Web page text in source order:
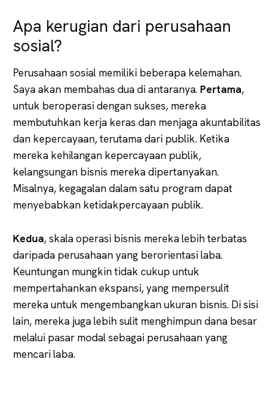
Apa kerugian dari perusahaan
sosial?
Perusahaan sosial memiliki beberapa kelemahan.
Saya akan membahas dua di antaranya. Pertama,
untuk beroperasi dengan sukses, mereka
membutuhkan kerja keras dan menjaga akuntabilitas
dan kepercayaan, terutama dari publik. Ketika
mereka kehilangan kepercayaan publik,
kelangsungan bisnis mereka dipertanyakan.
Misalnya, kegagalan dalam satu program dapat
menyebabkan ketidakpercayaan publik.
Kedua, skala operasi bisnis mereka lebih terbatas
daripada perusahaan yang berorientasi laba.
Keuntungan mungkin tidak cukup untuk
mempertahankan ekspansi, yang mempersulit
mereka untuk mengembangkan ukuran bisnis. Di sisi
lain, mereka juga lebih sulit menghimpun dana besar
melalui pasar modal sebagai perusahaan yang
mencari laba.